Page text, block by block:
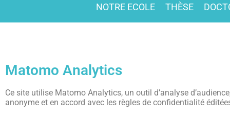
NOTRE ECOLE THÈSE
Matomo Analytics
Ce site utilise Matomo Analytics, un outil d’analyse
anonyme et en accord avec les règles de confidentialité